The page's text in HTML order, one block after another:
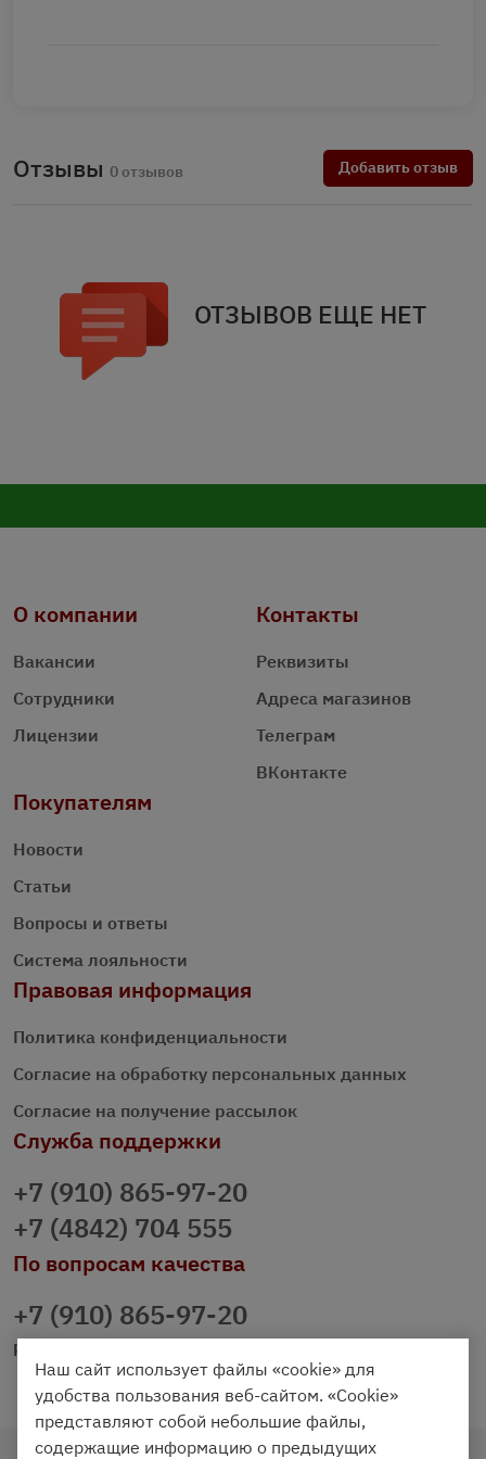
Отзывы 0 отзывов Добавить отзыв
ОТЗЫВОВ ЕЩЕ НЕТ
О компании
Вакансии
Сотрудники
Лицензии
Контакты
Реквизиты
Адреса магазинов
Телеграм
ВКонтакте
Покупателям
Новости
Статьи
Вопросы и ответы
Система лояльности
Правовая информация
Политика конфиденциальности
Согласие на обработку персональных данных
Согласие на получение рассылок
Служба поддержки
+7 (910) 865-97-20
+7 (4842) 704 555
По вопросам качества
+7 (910) 865-97-20
prazdnichniy40@palmi.ru
Наш сайт использует файлы «cookie» для
удобства пользования веб-сайтом. «Cookie»
представляют собой небольшие файлы,
содержащие информацию о предыдущих